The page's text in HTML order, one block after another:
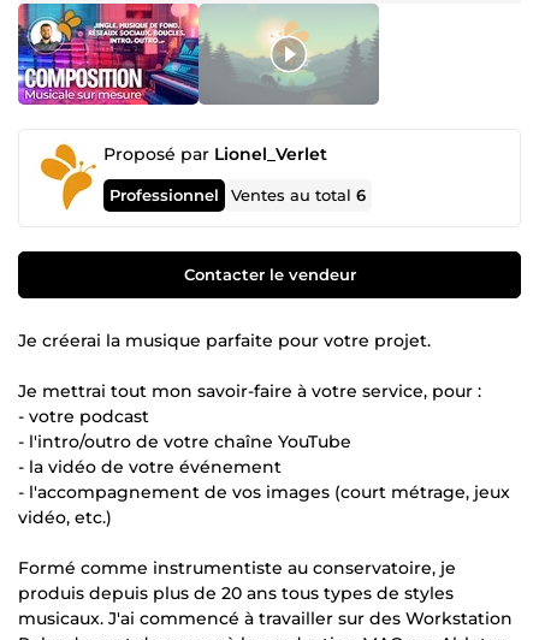
Proposé par Lionel_Verlet
Professionnel Ventes au total6
Contacter le vendeur
Je créerai la musique parfaite pour votre projet.
Je mettrai tout mon savoir-faire à votre service, pour :
- votre podcast
- l'intro/outro de votre chaîne YouTube
- la vidéo de votre événement
- l'accompagnement de vos images (court métrage, jeux
vidéo, etc.)
Formé comme instrumentiste au conservatoire, je
produis depuis plus de 20 ans tous types de styles
musicaux. J'ai commencé à travailler sur des Workstation